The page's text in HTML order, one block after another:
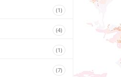
(1)
(4)
(1)
(7)